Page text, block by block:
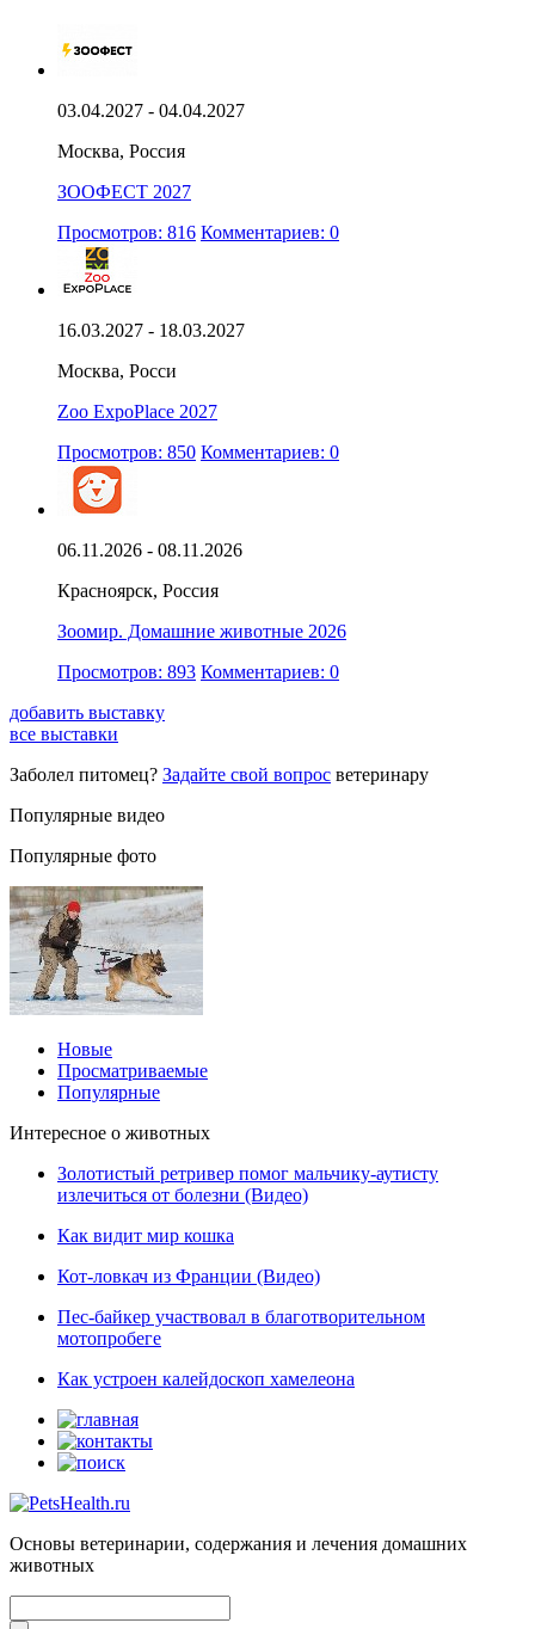
03.04.2027 - 04.04.2027
Москва, Россия
ЗООФЕСТ 2027
Просмотров: 816 Комментариев: 0
16.03.2027 - 18.03.2027
Москва, Росси
Zoo ExpoPlace 2027
Просмотров: 850 Комментариев: 0
06.11.2026 - 08.11.2026
Красноярск, Россия
Зоомир. Домашние животные 2026
Просмотров: 893 Комментариев: 0
добавить выставку
все выставки
Заболел питомец? Задайте свой вопрос ветеринару
Популярные видео
Популярные фото
Новые
Просматриваемые
Популярные
Интересное о животных
Золотистый ретривер помог мальчику-аутисту
излечиться от болезни (Видео)
Как видит мир кошка
Кот-ловкач из Франции (Видео)
Пес-байкер участвовал в благотворительном
мотопробеге
Как устроен калейдоскоп хамелеона
Основы ветеринарии, содержания и лечения домашних
животных